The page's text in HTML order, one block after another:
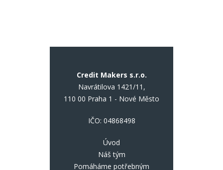
Credit Makers s.r.o.
Navrátilova 1421/11,
110 00 Praha 1 - Nové Město
IČO: 04868498
Úvod
Náš tým
Pomáháme potřebným